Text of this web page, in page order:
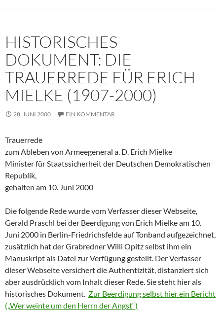
HISTORISCHES
DOKUMENT: DIE
TRAUERREDE FÜR ERICH
MIELKE (1907-2000)
28. JUNI 2000 EIN KOMMENTAR
Trauerrede
zum Ableben von Armeegeneral a. D. Erich Mielke
Minister für Staatssicherheit der Deutschen Demokratischen
Republik,
gehalten am 10. Juni 2000
Die folgende Rede wurde vom Verfasser dieser Webseite,
Gerald Praschl bei der Beerdigung von Erich Mielke am 10.
Juni 2000 in Berlin-Friedrichsfelde auf Tonband aufgezeichnet,
zusätzlich hat der Grabredner Willi Opitz selbst ihm ein
Manuskript als Datei zur Verfügung gestellt. Der Verfasser
dieser Webseite versichert die Authentizität, distanziert sich
aber ausdrücklich vom Inhalt dieser Rede. Sie steht hier als
historisches Dokument. Zur Beerdigung selbst hier ein Bericht
(„Wer weinte um den Herrn der Angst“)